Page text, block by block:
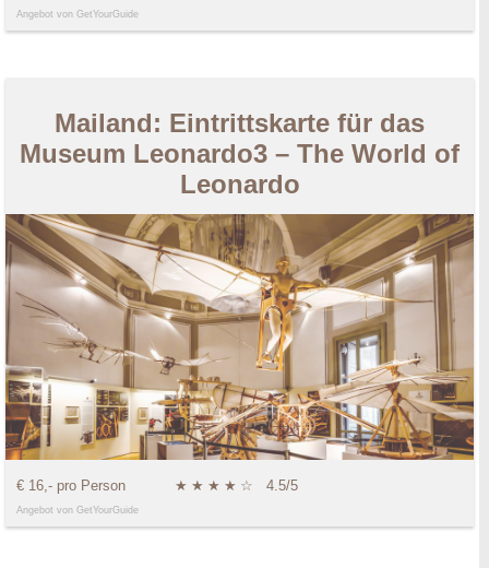
Angebot von GetYourGuide
Mailand: Eintrittskarte für das
Museum Leonardo3 – The World of
Leonardo
€ 16,- pro Person ★ ★ ★ ★ ☆ 4.5/5
Angebot von GetYourGuide